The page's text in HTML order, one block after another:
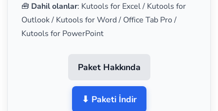
🧰 Dahil olanlar: Kutools for Excel / Kutools for
Outlook / Kutools for Word / Office Tab Pro /
Kutools for PowerPoint
Paket Hakkında
⬇ Paketi İndir